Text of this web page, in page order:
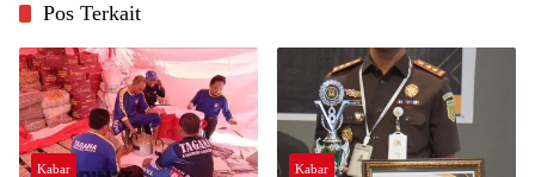
Pos Terkait
Kabar Kabar